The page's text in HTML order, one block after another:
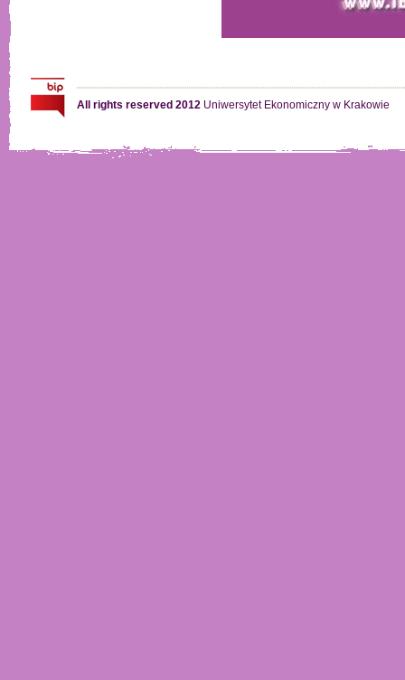
All rights reserved 2012 Uniwersytet Ekonomiczny w Krakowie